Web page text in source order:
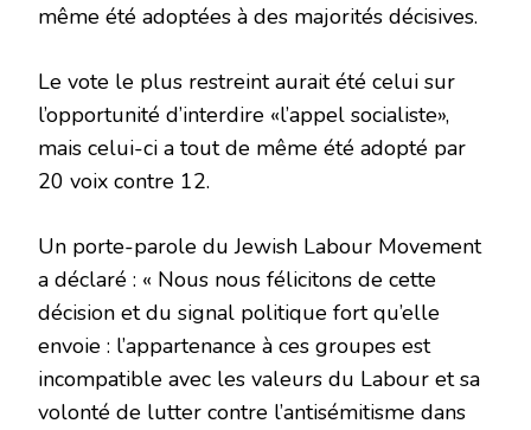
même été adoptées à des majorités décisives.
Le vote le plus restreint aurait été celui sur
l’opportunité d’interdire «l’appel socialiste»,
mais celui-ci a tout de même été adopté par
20 voix contre 12.
Un porte-parole du Jewish Labour Movement
a déclaré : « Nous nous félicitons de cette
décision et du signal politique fort qu’elle
envoie : l’appartenance à ces groupes est
incompatible avec les valeurs du Labour et sa
volonté de lutter contre l’antisémitisme dans